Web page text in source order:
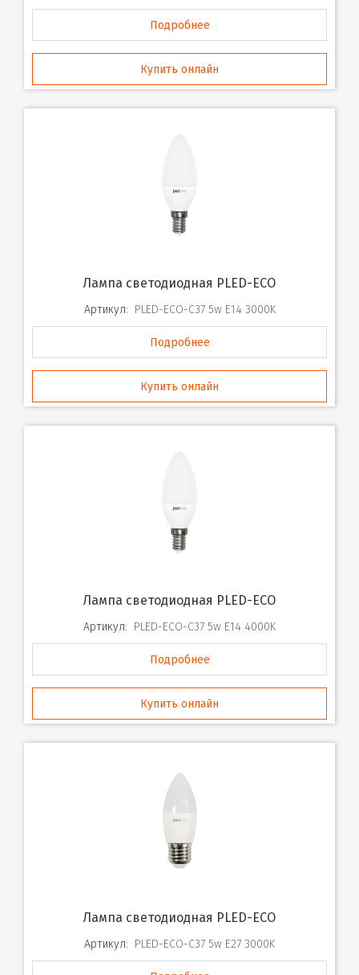
Подробнее
Купить онлайн
Лампа светодиодная PLED-ECO
Артикул: PLED-ECO-C37 5w E14 3000K
Подробнее
Купить онлайн
Лампа светодиодная PLED-ECO
Артикул: PLED-ECO-C37 5w E14 4000K
Подробнее
Купить онлайн
Лампа светодиодная PLED-ECO
Артикул: PLED-ECO-C37 5w E27 3000K